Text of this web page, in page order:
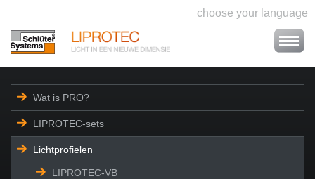
choose your language
Wat is PRO?
LIPROTEC-sets
Lichtprofielen
LIPROTEC-VB